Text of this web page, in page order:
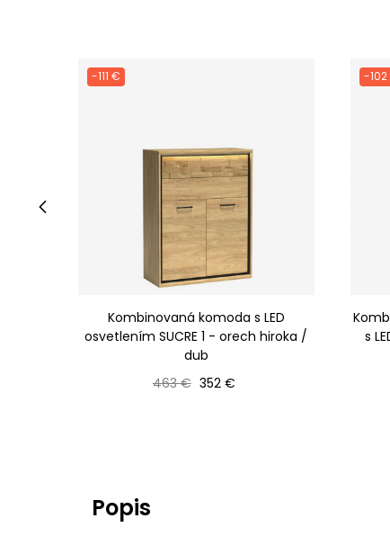
-111 €
Kombinovaná komoda s LED
osvetlením SUCRE 1 - orech hiroka /
dub
Bežná cena
463 € Cena
352 €
-
s
Popis